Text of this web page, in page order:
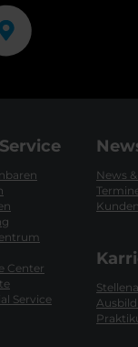
Center
Service
News